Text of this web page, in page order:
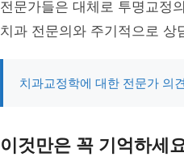
전문가들은 대체로 투명교정의
치과 전문의와 주기적으로 상
치과교정학에 대한 전문가 의
이것만은 꼭 기억하세